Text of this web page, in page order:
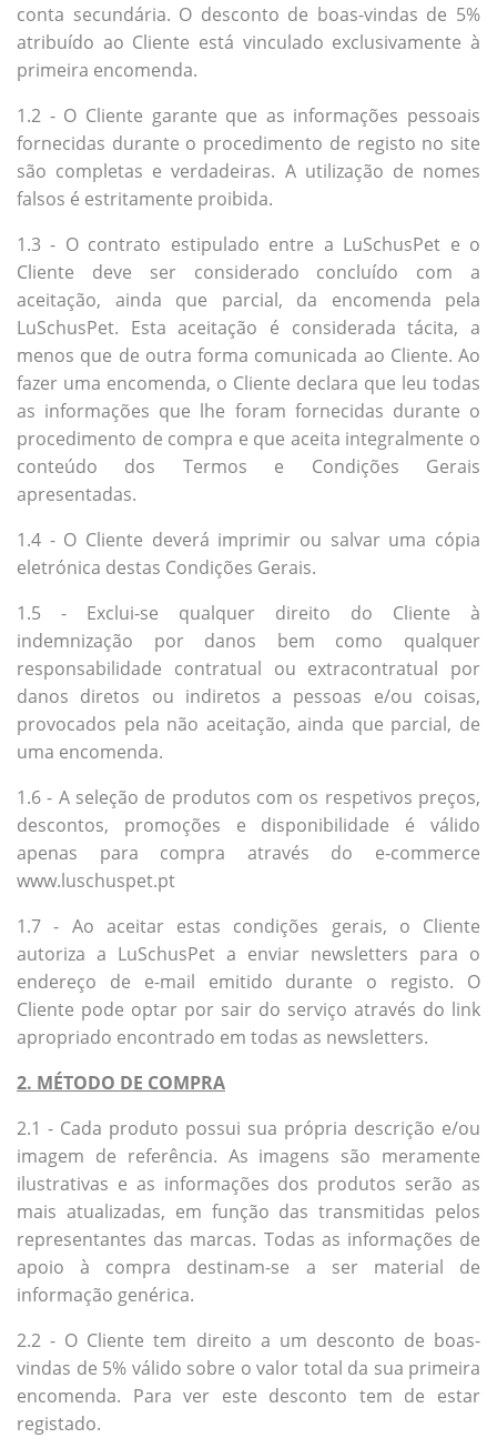
conta secundária. O desconto de boas-vindas de 5%
atribuído ao Cliente está vinculado exclusivamente à
primeira encomenda.
1.2 - O Cliente garante que as informações pessoais
fornecidas durante o procedimento de registo no site
são completas e verdadeiras. A utilização de nomes
falsos é estritamente proibida.
1.3 - O contrato estipulado entre a LuSchusPet e o
Cliente deve ser considerado concluído com a
aceitação, ainda que parcial, da encomenda pela
LuSchusPet. Esta aceitação é considerada tácita, a
menos que de outra forma comunicada ao Cliente. Ao
fazer uma encomenda, o Cliente declara que leu todas
as informações que lhe foram fornecidas durante o
procedimento de compra e que aceita integralmente o
conteúdo dos Termos e Condições Gerais
apresentadas.
1.4 - O Cliente deverá imprimir ou salvar uma cópia
eletrónica destas Condições Gerais.
1.5 - Exclui-se qualquer direito do Cliente à
indemnização por danos bem como qualquer
responsabilidade contratual ou extracontratual por
danos diretos ou indiretos a pessoas e/ou coisas,
provocados pela não aceitação, ainda que parcial, de
uma encomenda.
1.6 - A seleção de produtos com os respetivos preços,
descontos, promoções e disponibilidade é válido
apenas para compra através do e-commerce
www.luschuspet.pt
1.7 - Ao aceitar estas condições gerais, o Cliente
autoriza a LuSchusPet a enviar newsletters para o
endereço de e-mail emitido durante o registo. O
Cliente pode optar por sair do serviço através do link
apropriado encontrado em todas as newsletters.
2. MÉTODO DE COMPRA
2.1 - Cada produto possui sua própria descrição e/ou
imagem de referência. As imagens são meramente
ilustrativas e as informações dos produtos serão as
mais atualizadas, em função das transmitidas pelos
representantes das marcas. Todas as informações de
apoio à compra destinam-se a ser material de
informação genérica.
2.2 - O Cliente tem direito a um desconto de boas-
vindas de 5% válido sobre o valor total da sua primeira
encomenda. Para ver este desconto tem de estar
registado.